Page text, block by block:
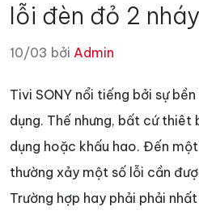
lỗi đèn đỏ 2 nháy
10/03 bởi Admin
Tivi SONY nổi tiếng bởi sự
dụng. Thế nhưng, bất cứ thiêt
dụng hoặc khấu hao. Đến
thường xảy một số lỗi cần
Trường hợp hay phải phải